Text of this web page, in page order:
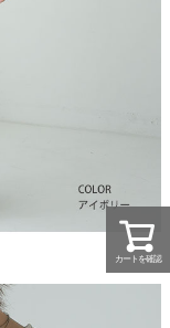
カートを確認